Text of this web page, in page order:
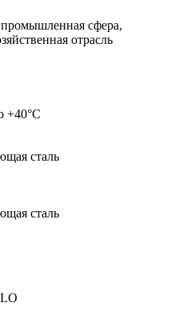
сфера,
отрасль
+40°С
сталь
сталь